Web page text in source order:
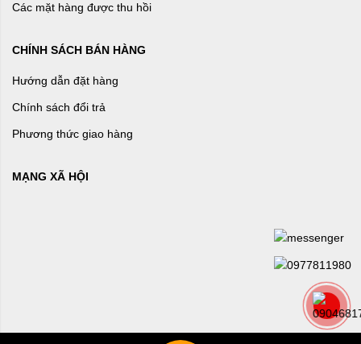
Các mặt hàng được thu hồi
CHÍNH SÁCH BÁN HÀNG
Hướng dẫn đặt hàng
Chính sách đổi trả
Phương thức giao hàng
MẠNG XÃ HỘI